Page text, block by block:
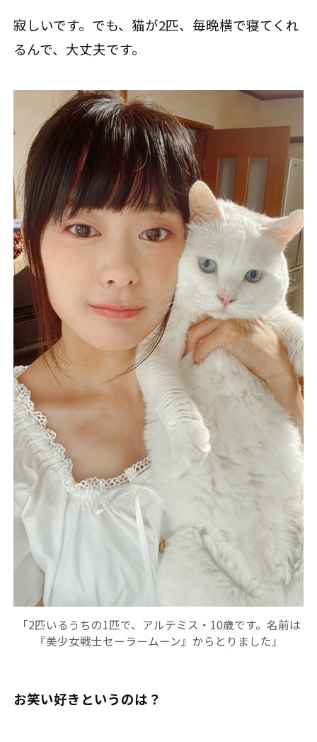
寂しいです。でも、猫が2匹、毎晩横で寝てくれ
るんで、大丈夫です。
「2匹いるうちの1匹で、アルテミス・10歳です。名前は
『美少女戦士セーラームーン』からとりました」
――お笑い好きというのは？